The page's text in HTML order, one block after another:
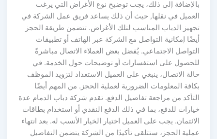
بالإضافة إلى ذلك، يجب توضيح نوع الأغراض التي يرغب
العميل في نقلها, حيث أن ذلك يساعد فريق عمل الشركة في
تجهيز الدباب المناسب لتلك الأغراض. تتضمن طريقة الحجز
أيضًا إمكانية التواصل مع الشركة عبر الهاتف أو تطبيقات
التواصل الاجتماعي. يُفضل بعض العملاء الاتصال مباشرةً
للحصول على استفسارات أو توضيحات حول الخدمة. في
حالة الاتصال، ينبغي على العميل الاستعداد لتزويد الموظف
بكافة المعلومات الضرورية لعملية الحجز. من المهم أيضًا
التأكد من مراجعة تفاصيل الدفع. تقدم شركة دباب الدمام عدة
خيارات للدفع، بما في ذلك الدفع النقدي أو استخدام بطاقات
الائتمان. يجب على العميل اختيار الخيار الأنسب له. بعد انتهاء
عملية الحجز، ستتلقى تأكيدًا من الشركة يتضمن التفاصيل